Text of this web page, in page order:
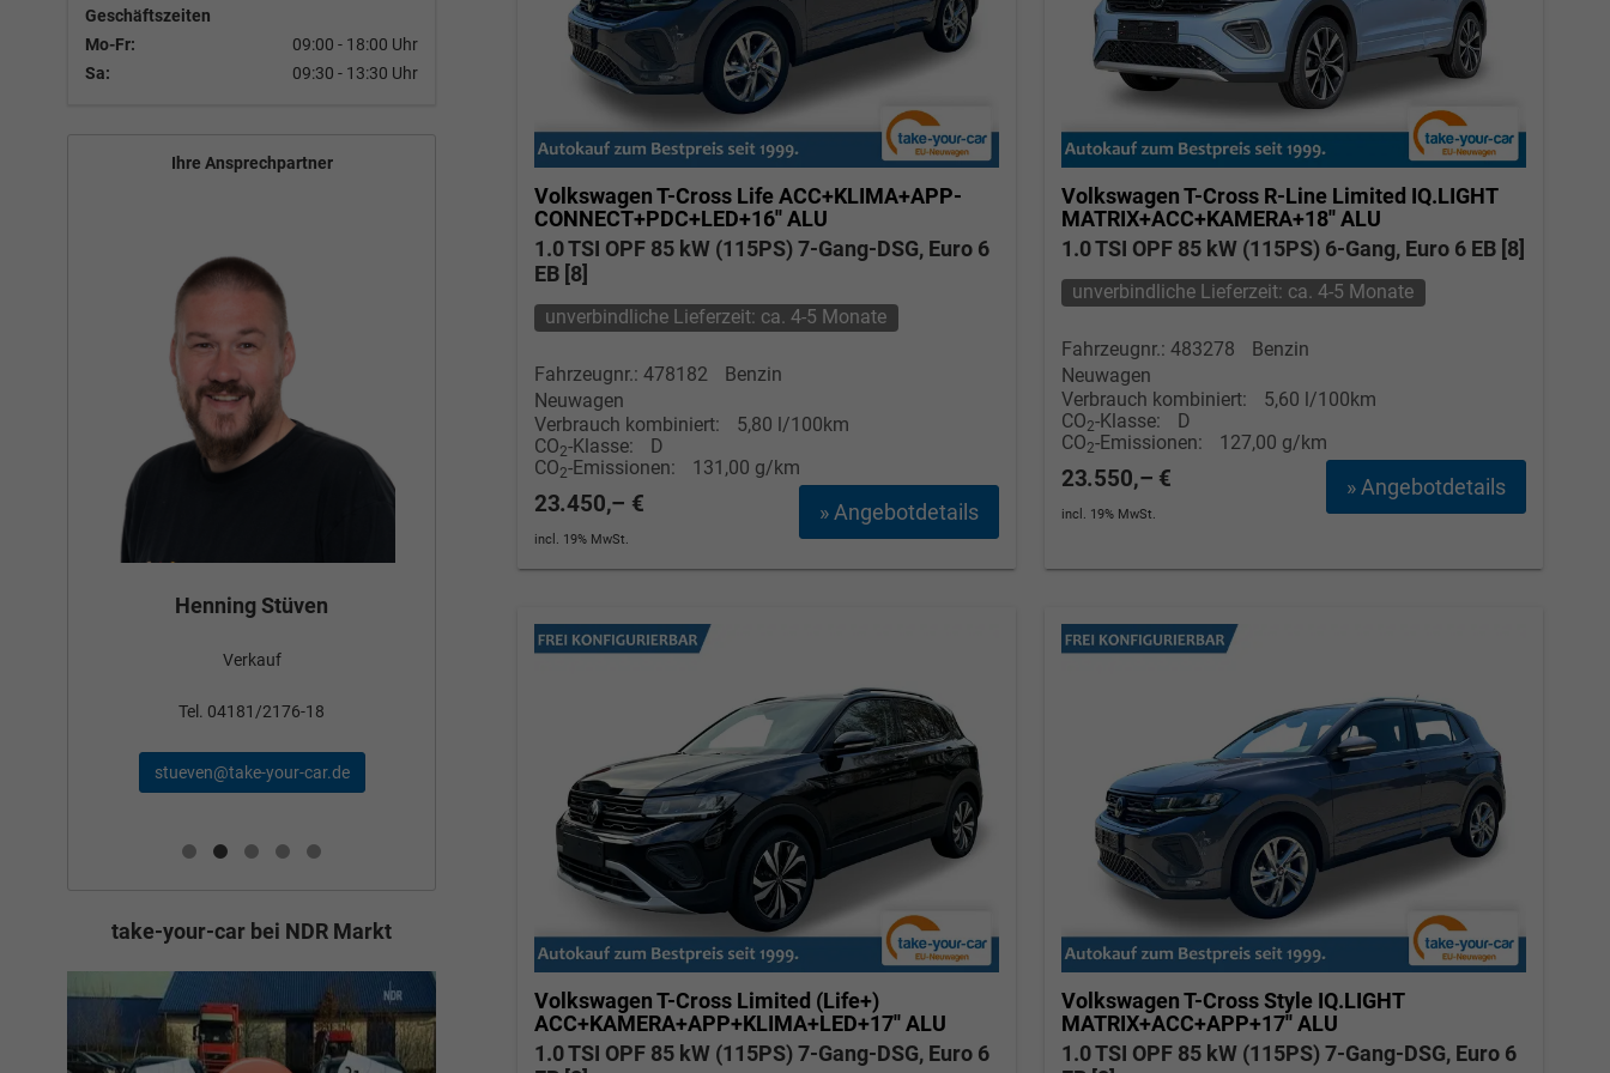
Volkswagen T-Cross Life ACC+KLIMA+APP-
CONNECT+PDC+LED+16'' ALU
1.0 TSI OPF 85 kW (115PS) 7-Gang-DSG, Euro 6
EB [8]
unverbindliche Lieferzeit: ca. 4-5 Monate
Fahrzeugnr.: 478182
Benzin
Neuwagen
Verbrauch kombiniert:
5,80 l/100km
CO2-Klasse:
D
CO2-Emissionen: 131,00 g/km
» Angebotdetails
23.450,– €
incl. 19% MwSt.
Volkswagen T-Cross R-Line Limited IQ.LIGHT
MATRIX+ACC+KAMERA+18'' ALU
1.0 TSI OPF 85 kW (115PS) 6-Gang, Euro 6 EB [8]
unverbindliche Lieferzeit: ca. 4-5 Monate
Fahrzeugnr.: 483278
Benzin
Neuwagen
Verbrauch kombiniert:
5,60 l/100km
CO2-Klasse:
D
CO2-Emissionen: 127,00 g/km
» Angebotdetails
23.550,– €
incl. 19% MwSt.
Volkswagen T-Cross Limited (Life+)
ACC+KAMERA+APP+KLIMA+LED+17'' ALU
1.0 TSI OPF 85 kW (115PS) 7-Gang-DSG, Euro 6
Volkswagen T-CrossStyle IQ.LIGHT
MATRIX+ACC+APP+17'' ALU
1.0 TSI OPF 85 kW (115PS) 7-Gang-DSG, Euro 6
Geschäftszeiten
Mo-Fr:
09:00 - 18:00 Uhr
Sa:
09:30 - 13:30 Uhr
Ihre Ansprechpartner
Henning Stüven
Verkauf
Tel. 04181/2176-18
stueven@take-your-car.de
Verkauf
schael@take-your-car.de
Tel. 04181/2176-21
wollschlaeger@take-your-car.de
Verkauf
calakovic@take-your-car.de
take-your-car bei NDR Markt